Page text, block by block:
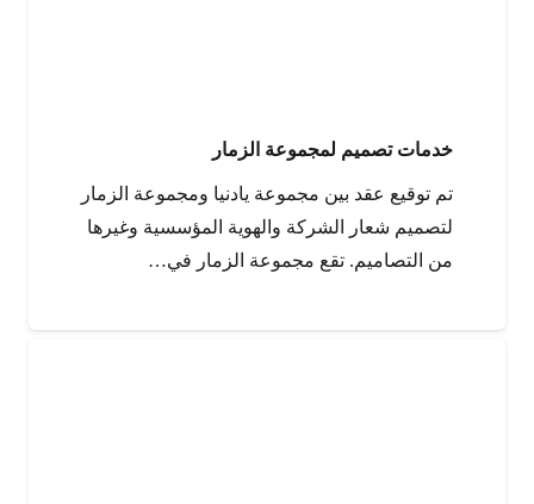
خدمات تصميم لمجموعة الزمار
تم توقيع عقد بين مجموعة يادنيا ومجموعة الزمار
لتصميم شعار الشركة والهوية المؤسسية وغيرها
من التصاميم. تقع مجموعة الزمار في…